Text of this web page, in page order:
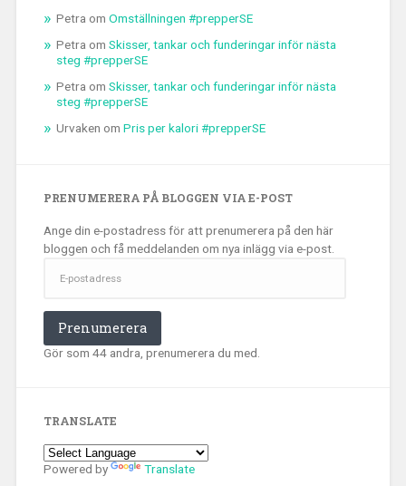
Petra om Omställningen #prepperSE
Petra om Skisser, tankar och funderingar inför nästa
steg #prepperSE
Petra om Skisser, tankar och funderingar inför nästa
steg #prepperSE
Urvaken om Pris per kalori #prepperSE
PRENUMERERA PÅ BLOGGEN VIA E-POST
Ange din e-postadress för att prenumerera på den här
bloggen och få meddelanden om nya inlägg via e-post.
postadress
Prenumerera
Gör som 44 andra, prenumerera du med.
TRANSLATE
Powered by Translate